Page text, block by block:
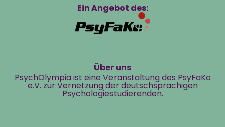
Ein Angebot des:
Über uns
PsychOlympia ist eine Veranstaltung des PsyFaKo
e.V. zur Vernetzung der deutschsprachigen
Psychologiestudierenden.